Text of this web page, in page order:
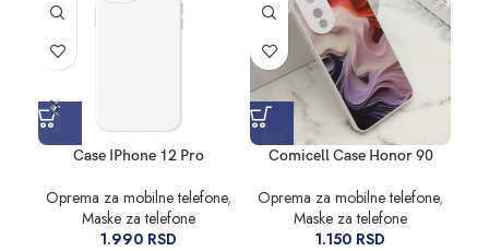
Case IPhone 12 Pro
Oprema za mobilne telefone,
Maske za telefone
1.990 RSD
Comicell Case Honor 90
Oprema za mobilne telefone,
Maske za telefone
1.150 RSD